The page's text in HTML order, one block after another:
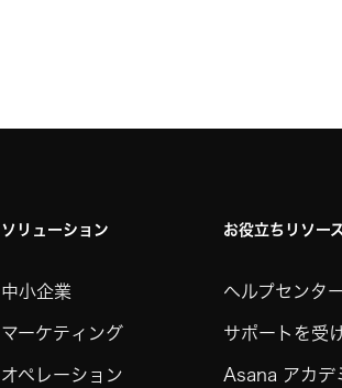
ソリューション
中小企業
マーケティング
オペレーション
お役立ちリソース
ヘルプセンタ
サポートを受
Asana アカデ